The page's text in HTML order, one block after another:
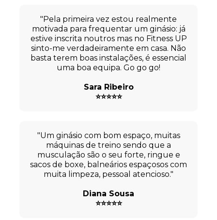
"Pela primeira vez estou realmente
motivada para frequentar um ginásio: já
estive inscrita noutros mas no Fitness UP
sinto-me verdadeiramente em casa. Não
basta terem boas instalações, é essencial
uma boa equipa. Go go go!
Sara Ribeiro
⭐⭐⭐⭐⭐
"Um ginásio com bom espaço, muitas
máquinas de treino sendo que a
musculação são o seu forte, ringue e
sacos de boxe, balneários espaçosos com
muita limpeza, pessoal atencioso."
Diana Sousa
⭐⭐⭐⭐⭐